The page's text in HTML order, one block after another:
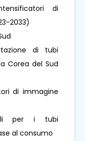
di
2033)
di tubi
Corea del Sud
di immagine
per i tubi
al consumo